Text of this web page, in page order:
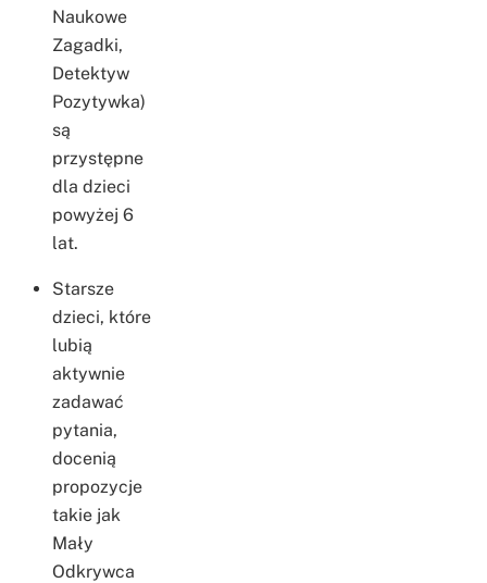
Naukowe
Zagadki,
Detektyw
Pozytywka)
są
przystępne
dla dzieci
powyżej 6
lat.
Starsze
dzieci, które
lubią
aktywnie
zadawać
pytania,
docenią
propozycje
takie jak
Mały
Odkrywca